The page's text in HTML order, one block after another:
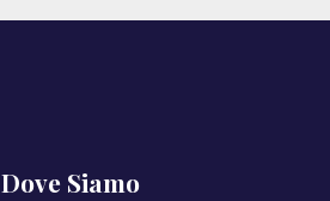
Dove Siamo